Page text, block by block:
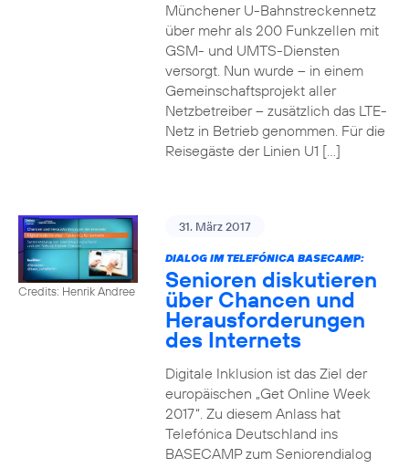
Münchener U-Bahnstreckennetz
über mehr als 200 Funkzellen mit
GSM- und UMTS-Diensten
versorgt. Nun wurde – in einem
Gemeinschaftsprojekt aller
Netzbetreiber – zusätzlich das LTE-
Netz in Betrieb genommen. Für die
Reisegäste der Linien U1 […]
Credits: Henrik Andree
31. März 2017
DIALOG IM TELEFÓNICA BASECAMP:
Senioren diskutieren
über Chancen und
Herausforderungen
des Internets
Digitale Inklusion ist das Ziel der
europäischen „Get Online Week
2017“. Zu diesem Anlass hat
Telefónica Deutschland ins
BASECAMP zum Seniorendialog